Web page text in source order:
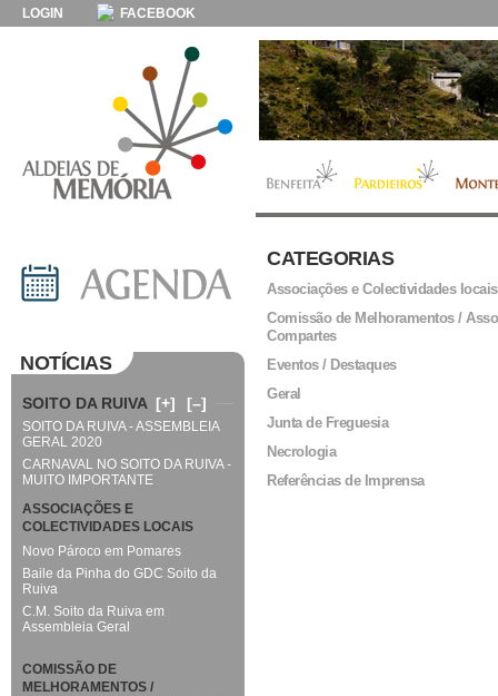
LOGIN FACEBOOK
CATEGORIAS
Associações e Colectividades locais
Comissão de Melhoramentos /
Compartes
Eventos / Destaques
Geral
Junta de Freguesia
Necrologia
Referências de Imprensa
NOTÍCIAS
SOITO DA RUIVA [+] [–]
SOITO DA RUIVA - ASSEMBLEIA
GERAL 2020
CARNAVAL NO SOITO DA RUIVA -
MUITO IMPORTANTE
ASSOCIAÇÕES E
COLECTIVIDADES LOCAIS
Novo Pároco em Pomares
Baile da Pinha do GDC Soito da
Ruiva
C.M. Soito da Ruiva em
Assembleia Geral
COMISSÃO DE
MELHORAMENTOS /